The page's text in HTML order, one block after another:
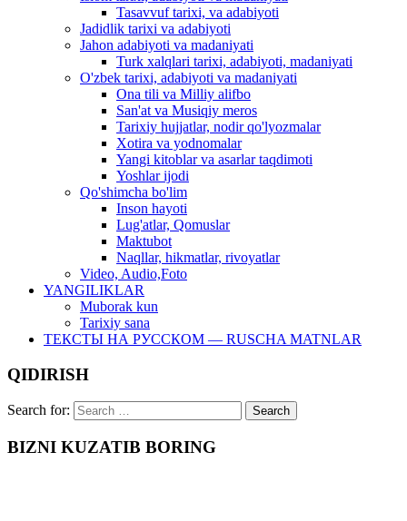
Tasavvuf tarixi, va adabiyoti
Jadidlik tarixi va adabiyoti
Jahon adabiyoti va madaniyati
Turk xalqlari tarixi, adabiyoti, madaniyati
O'zbek tarixi, adabiyoti va madaniyati
Ona tili va Milliy alifbo
San'at va Musiqiy meros
Tarixiy hujjatlar, nodir qo'lyozmalar
Xotira va yodnomalar
Yangi kitoblar va asarlar taqdimoti
Yoshlar ijodi
Qo'shimcha bo'lim
Inson hayoti
Lug'atlar, Qomuslar
Maktubot
Naqllar, hikmatlar, rivoyatlar
Video, Audio,Foto
YANGILIKLAR
Muborak kun
Tarixiy sana
ТЕКСТЫ НА РУССКОМ — RUSCHA MATNLAR
QIDIRISH
Search for:
BIZNI KUZATIB BORING